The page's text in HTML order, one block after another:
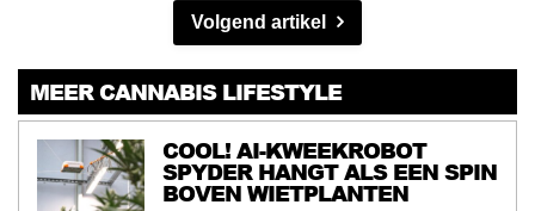
Volgend artikel
MEER CANNABIS LIFESTYLE
COOL! AI-KWEEKROBOT
SPYDER HANGT ALS EEN SPIN
BOVEN WIETPLANTEN